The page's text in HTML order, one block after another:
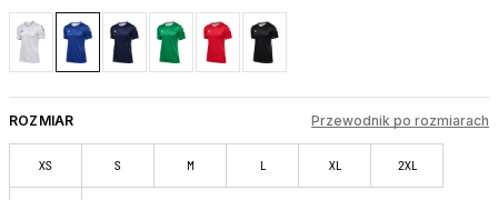
ROZMIAR Przewodnik po rozmiarach
XS S M L XL 2XL